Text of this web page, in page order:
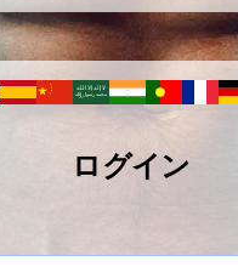
ログイン